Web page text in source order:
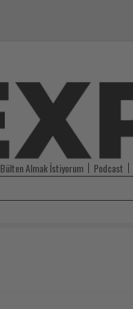
Bülten Almak İstiyorum Podcast